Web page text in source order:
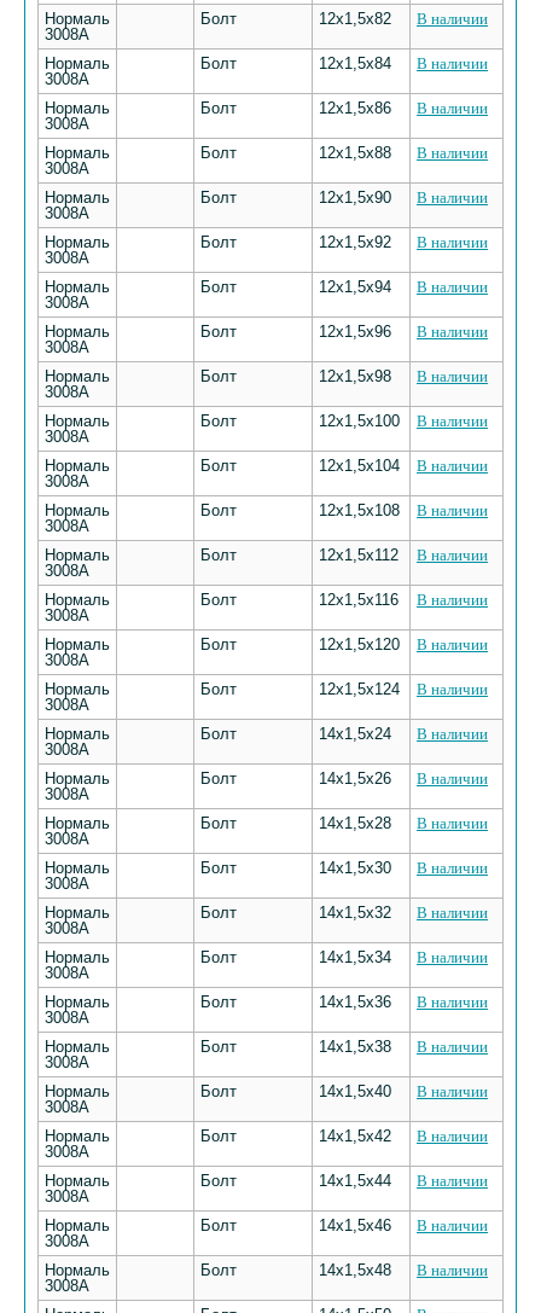
Нормаль
3008А
Болт 12х1,5х82 В наличии
Нормаль
3008А
Болт 12х1,5х84 В наличии
Нормаль
3008А
Болт 12х1,5х86 В наличии
Нормаль
3008А
Болт 12х1,5х88 В наличии
Нормаль
3008А
Болт 12х1,5х90 В наличии
Нормаль
3008А
Болт 12х1,5х92 В наличии
Нормаль
3008А
Болт 12х1,5х94 В наличии
Нормаль
3008А
Болт 12х1,5х96 В наличии
Нормаль
3008А
Болт 12х1,5х98 В наличии
Нормаль
3008А
Болт 12х1,5х100 В наличии
Нормаль
3008А
Болт 12х1,5х104 В наличии
Нормаль
3008А
Болт 12х1,5х108 В наличии
Нормаль
3008А
Болт 12х1,5х112 В наличии
Нормаль
3008А
Болт 12х1,5х116 В наличии
Нормаль
3008А
Болт 12х1,5х120 В наличии
Нормаль
3008А
Болт 12х1,5х124 В наличии
Нормаль
3008А
Болт 14х1,5х24 В наличии
Нормаль
3008А
Болт 14х1,5х26 В наличии
Нормаль
3008А
Болт 14х1,5х28 В наличии
Нормаль
3008А
Болт 14х1,5х30 В наличии
Нормаль
3008А
Болт 14х1,5х32 В наличии
Нормаль
3008А
Болт 14х1,5х34 В наличии
Нормаль
3008А
Болт 14х1,5х36 В наличии
Нормаль
3008А
Болт 14х1,5х38 В наличии
Нормаль
3008А
Болт 14х1,5х40 В наличии
Нормаль
3008А
Болт 14х1,5х42 В наличии
Нормаль
3008А
Болт 14х1,5х44 В наличии
Нормаль
3008А
Болт 14х1,5х46 В наличии
Нормаль
3008А
Болт 14х1,5х48 В наличии